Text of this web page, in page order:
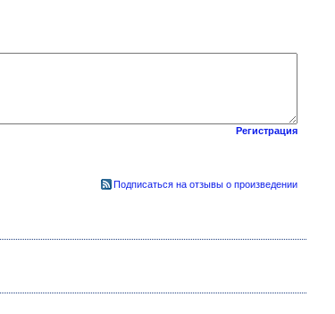
Регистрация
Подписаться на отзывы о произведении